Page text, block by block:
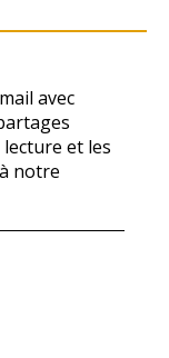
avec
et les
notre